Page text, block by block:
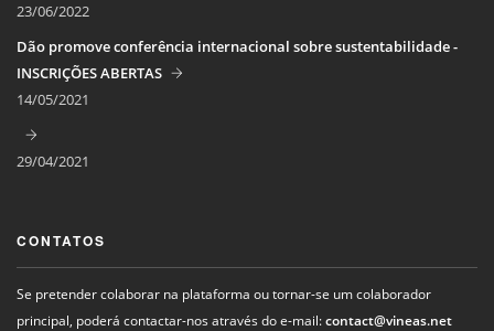
23/06/2022
Dão promove conferência internacional sobre sustentabilidade -
INSCRIÇÕES ABERTAS
14/05/2021
29/04/2021
CONTATOS
Se pretender colaborar na plataforma ou tornar-se um colaborador
principal, poderá contactar-nos através do e-mail:contact@vineas.net